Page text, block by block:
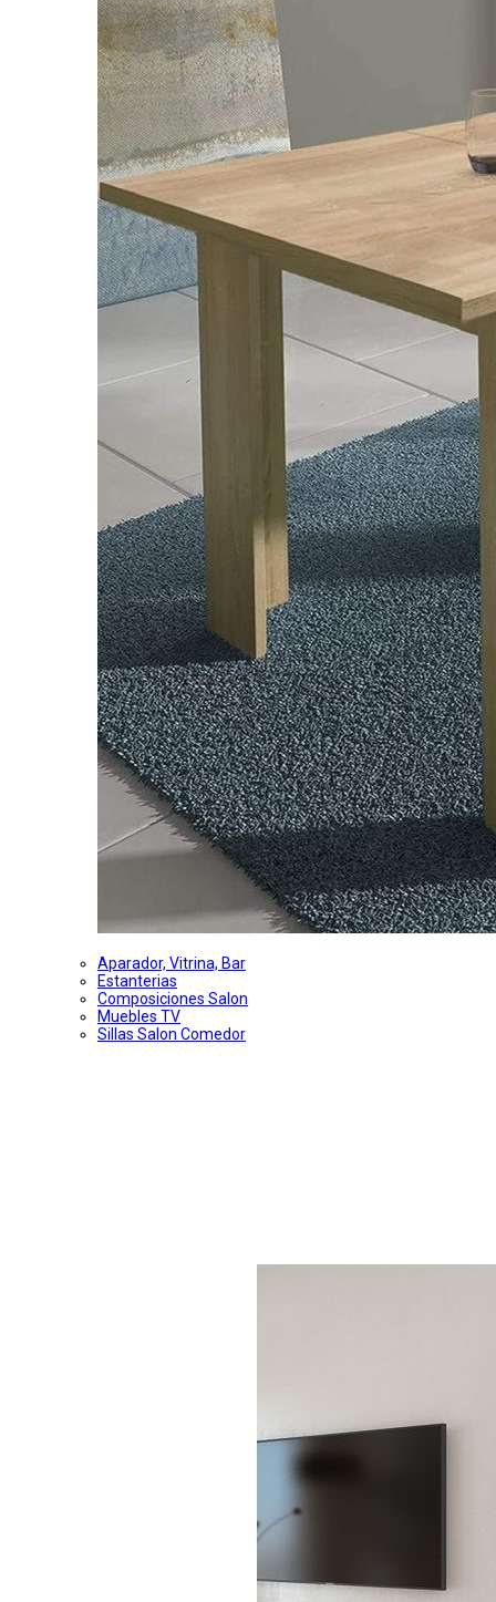
Aparador, Vitrina, Bar
Estanterias
Composiciones Salon
Muebles TV
Sillas Salon Comedor